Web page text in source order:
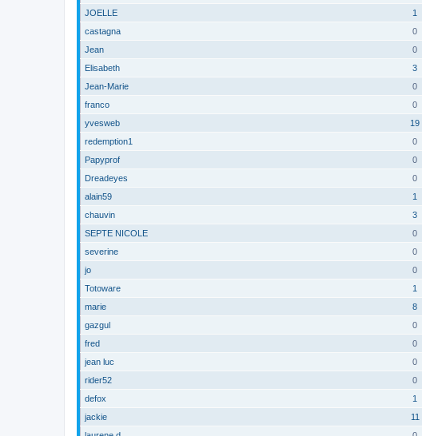
JOELLE
1
castagna
0
Jean
0
Elisabeth
3
Jean-Marie
0
franco
0
yvesweb
19
redemption1
0
Papyprof
0
Dreadeyes
0
alain59
1
chauvin
3
SEPTE NICOLE
0
severine
0
jo
0
Totoware
1
marie
8
gazgul
0
fred
0
jean luc
0
rider52
0
defox
1
jackie
11